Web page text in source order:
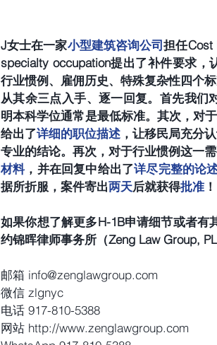
J女士在一家小型建筑咨询公司担任Cost
specialty occupation提出了补件要求，
行业惯例、雇佣历史、特殊复杂性四个
从其余三点入手、逐一回复。首先我们
明本科学位通常是最低标准。其次，对
给出了详细的职位描述 ，让移民局充分
专业的结论。再次，对于行业惯例这一
材料，并在回复中给出了详尽完整的论
据所折服，案件寄出两天后就获得批准 ！
如果你想了解更多H-1B申请细节或者有
约锦晖律师事务所（Zeng Law Group,
邮箱 info@zenglawgroup.com
微信 zlgnyc
电话 917-810-5388
网站 http://www.zenglawgroup.com